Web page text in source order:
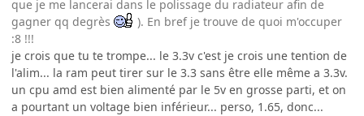
que je me lancerai dans le polissage du radiateur afin de
gagner qq degrès
). En bref je trouve de quoi m'occuper
:8 !!!
je crois que tu te trompe... le 3.3v c'est je crois une tention de
l'alim... la ram peut tirer sur le 3.3 sans être elle même a 3.3v.
un cpu amd est bien alimenté par le 5v en grosse parti, et on
a pourtant un voltage bien inférieur... perso, 1.65, donc...